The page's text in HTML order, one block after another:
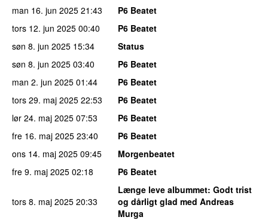
man 16. jun 2025 21:43
P6 Beatet
tors 12. jun 2025 00:40
P6 Beatet
søn 8. jun 2025 15:34
Status
søn 8. jun 2025 03:40
P6 Beatet
man 2. jun 2025 01:44
P6 Beatet
tors 29. maj 2025 22:53
P6 Beatet
lør 24. maj 2025 07:53
P6 Beatet
fre 16. maj 2025 23:40
P6 Beatet
ons 14. maj 2025 09:45
Morgenbeatet
fre 9. maj 2025 02:18 P6 Beatet
tors 8. maj 2025 20:33
Længe leve albummet: Godt trist
og dårligt glad med Andreas
Murga